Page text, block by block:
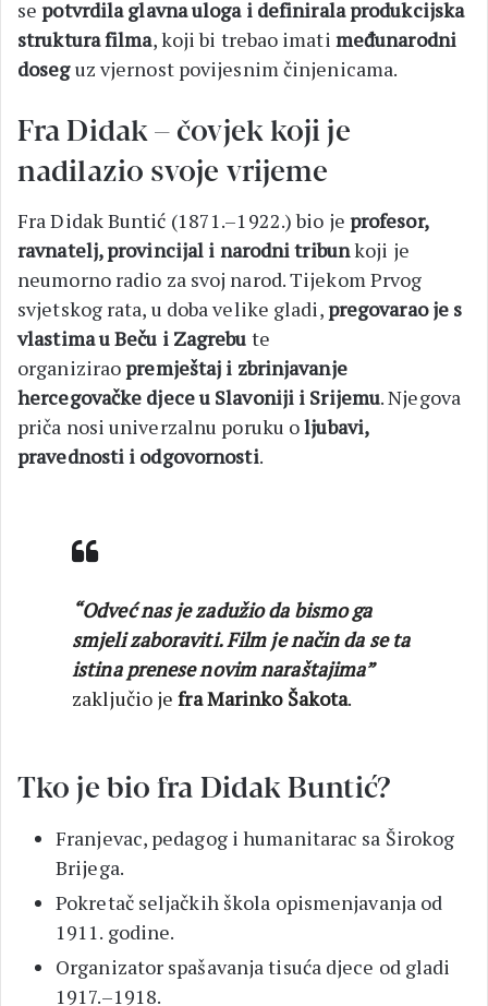
sepotvrdila glavna uloga i definirala produkcijska
struktura filma, koji bi trebao imati međunarodni
doseguz vjernost povijesnim činjenicama.
Fra Didak – čovjek koji je
nadilazio svoje vrijeme
Fra Didak Buntić (1871.–1922.) bio je profesor,
ravnatelj, provincijal i narodni tribunkoji je
neumorno radio za svoj narod. Tijekom Prvog
svjetskog rata, u doba velike gladi,pregovarao je s
vlastima u Beču i Zagrebu te
organiziraopremještaj i zbrinjavanje
hercegovačke djece u Slavoniji i Srijemu. Njegova
priča nosi univerzalnu poruku oljubavi,
pravednosti i odgovornosti.
“Odveć nas je zadužio da bismo ga
smjeli zaboraviti. Film je način da se ta
istina prenese novim naraštajima”
zaključio jefra Marinko Šakota.
Tko je bio fra Didak Buntić?
Franjevac, pedagog i humanitarac sa Širokog
Brijega.
Pokretač seljačkih škola opismenjavanja od
1911. godine.
Organizator spašavanja tisuća djece od gladi
1917.–1918.